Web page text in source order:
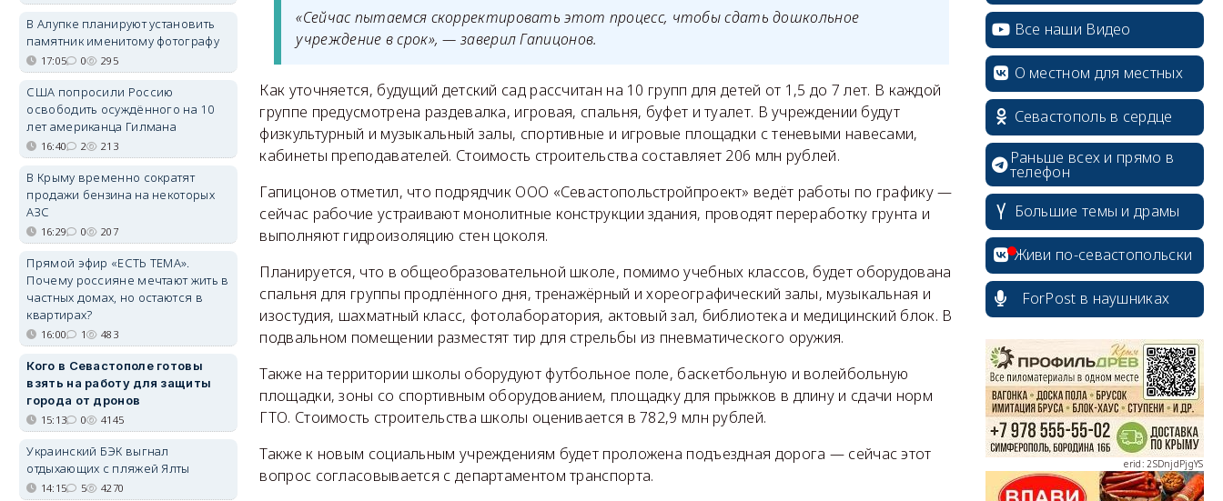
«Сейчас пытаемся скорректировать этот процесс, чтобы сдать дошкольное
учреждение в срок», — заверил Гапицонов.
Как уточняется, будущий детский сад рассчитан на 10 групп для детей от 1,5 до 7 лет. В каждой
группе предусмотрена раздевалка, игровая, спальня, буфет и туалет. В учреждении будут
физкультурный и музыкальный залы, спортивные и игровые площадки с теневыми навесами,
кабинеты преподавателей. Стоимость строительства составляет 206 млн рублей.
Гапицонов отметил, что подрядчик ООО «Севастопольстройпроект» ведёт работы по графику —
сейчас рабочие устраивают монолитные конструкции здания, проводят переработку грунта и
выполняют гидроизоляцию стен цоколя.
Планируется, что в общеобразовательной школе, помимо учебных классов, будет оборудована
спальня для группы продлённого дня, тренажёрный и хореографический залы, музыкальная и
изостудия, шахматный класс, фотолаборатория, актовый зал, библиотека и медицинский блок. В
подвальном помещении разместят тир для стрельбы из пневматического оружия.
Также на территории школы оборудуют футбольное поле, баскетбольную и волейбольную
площадки, зоны со спортивным оборудованием, площадку для прыжков в длину и сдачи норм
ГТО. Стоимость строительства школы оценивается в 782,9 млн рублей.
Также к новым социальным учреждениям будет проложена подъездная дорога — сейчас этот
вопрос согласовывается с департаментом транспорта.
В Алупке планируют установить
памятник именитому фотографу
17:05 0 295
США попросили Россию
освободить осуждённого на 10
лет американца Гилмана
16:40 2 213
В Крыму временно сократят
продажи бензина на некоторых
АЗС
16:29 0 207
Прямой эфир «ЕСТЬ ТЕМА».
Почему россияне мечтают жить в
частных домах, но остаются в
квартирах?
16:00 1 483
Кого в Севастополе готовы
взять на работу для защиты
города от дронов
15:13 0 4145
Украинский БЭК выгнал
отдыхающих с пляжей Ялты
14:15 5 4270
Все наши Видео
О местном для местных
Севастополь в сердце
Раньше всех и прямо в
телефон
Большие темы и драмы
Живи по-севастопольски
ForPost в наушниках
erid: 2SDnjdPjgYS